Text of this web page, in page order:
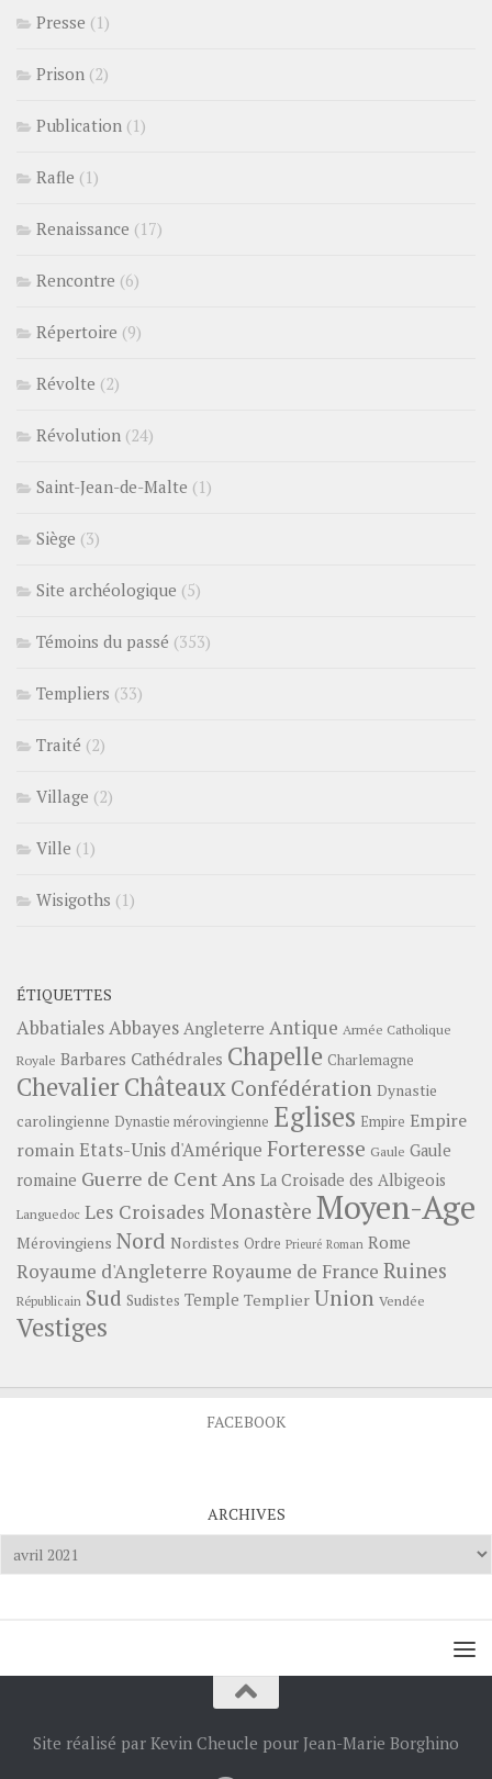
Presse (1)
Prison (2)
Publication (1)
Rafle (1)
Renaissance (17)
Rencontre (6)
Répertoire (9)
Révolte (2)
Révolution (24)
Saint-Jean-de-Malte (1)
Siège (3)
Site archéologique (5)
Témoins du passé (353)
Templiers (33)
Traité (2)
Village (2)
Ville (1)
Wisigoths (1)
ÉTIQUETTES
AbbatialesAbbayes Angleterre Antique Armée Catholique
Royale Barbares Cathédrales Chapelle Charlemagne
ChevalierChâteauxConfédération Dynastie
carolingienne Dynastie mérovingienne Eglises Empire Empire
romainEtats-Unis d'Amérique Forteresse Gaule Gaule
romaine Guerre de Cent Ans La Croisade des Albigeois
Languedoc Les Croisades Monastère Moyen-Age
Mérovingiens Nord Nordistes Ordre Prieuré Roman Rome
Royaume d'Angleterre Royaume de France Ruines
Républicain Sud Sudistes Temple Templier Union Vendée
Vestiges
FACEBOOK
ARCHIVES
Archives
Site réalisé par Kevin Cheucle pour Jean-Marie Borghino